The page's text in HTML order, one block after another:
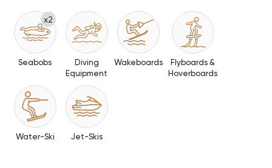
x2
Seabobs
Diving
Equipment
Wakeboards
Flyboards &
Hoverboards
Water-Ski Jet-Skis